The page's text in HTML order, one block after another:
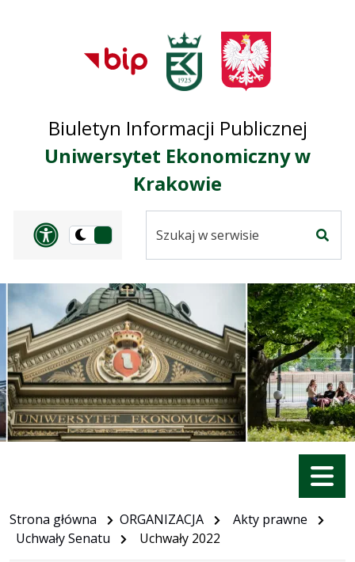
Przejdź do
głównego menu
Przejdź do treści
Przejdź do mapy
serwisu
Biuletyn Informacji Publicznej
Uniwersytet Ekonomiczny w
Krakowie
Panel dostosowania
Przełącz
ciemną
serwisie
Menu
Strona główna ORGANIZACJA
Akty prawne
Uchwały Senatu
Uchwały 2022